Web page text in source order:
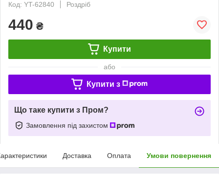
Код: YT-62840
Роздріб
440 ₴
Купити
або
Купити з
Що таке купити з Пром?
Замовлення під захистом
Доставка Оплата Умови повернення